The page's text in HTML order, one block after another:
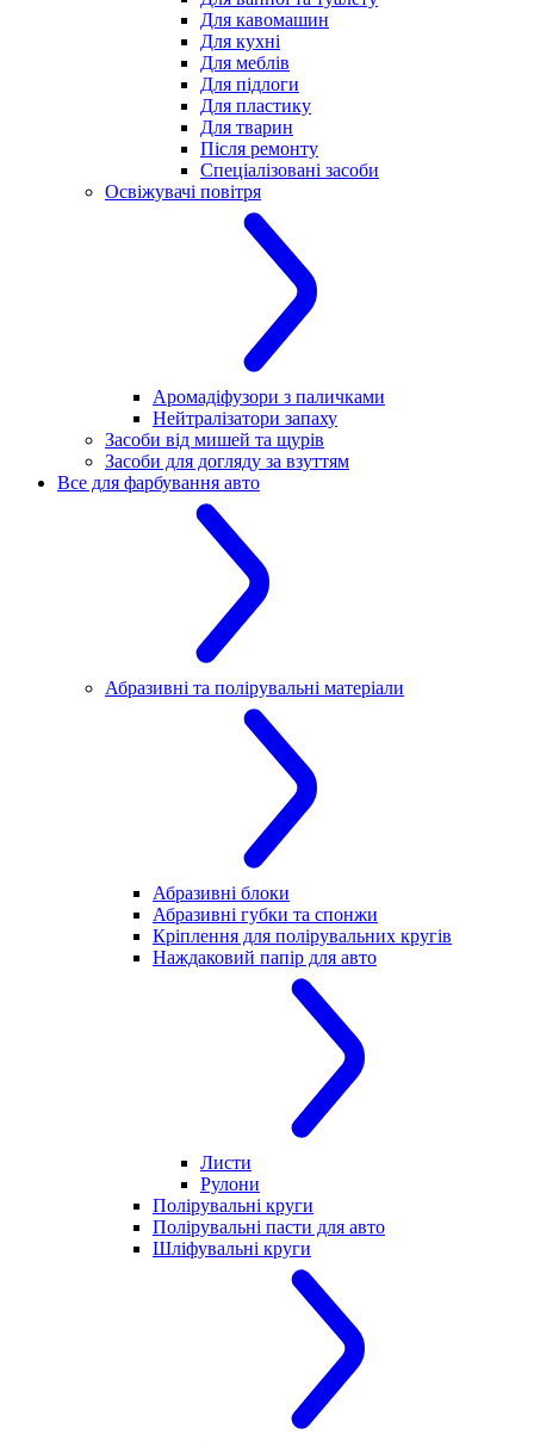
Для кавомашин
Для кухні
Для меблів
Для підлоги
Для пластику
Для тварин
Після ремонту
Спеціалізовані засоби
Освіжувачі повітря
Аромадіфузори з паличками
Нейтралізатори запаху
Засоби від мишей та щурів
Засоби для догляду за взуттям
Все для фарбування авто
Абразивні та полірувальні матеріали
Абразивні блоки
Абразивні губки та спонжи
Кріплення для полірувальних кругів
Наждаковий папір для авто
Листи
Рулони
Полірувальні круги
Полірувальні пасти для авто
Шліфувальні круги